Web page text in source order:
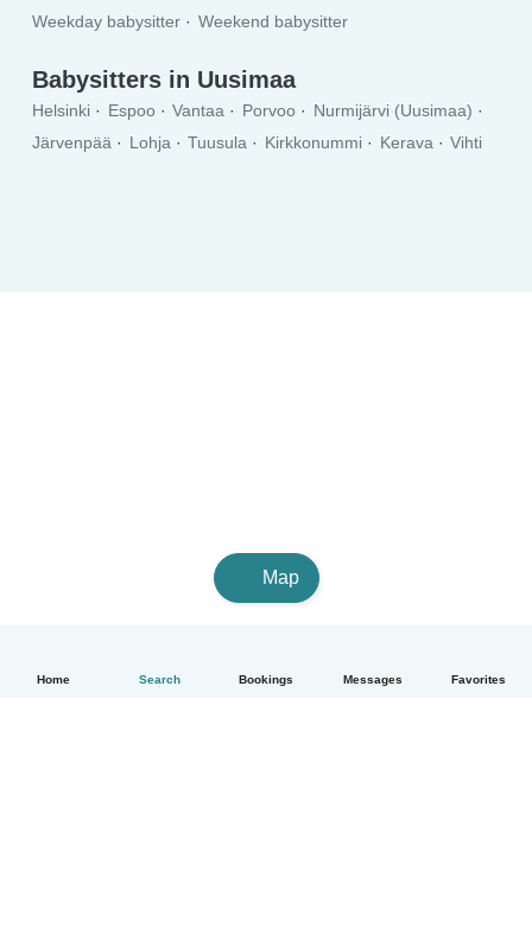
Home Search Bookings Messages Favorites
Weekday babysitter
Weekend babysitter
Babysitters in Uusimaa
Helsinki Espoo Vantaa Porvoo
Nurmijärvi (Uusimaa)
Järvenpää
Lohja Tuusula Kirkkonummi Kerava Vihti
Map